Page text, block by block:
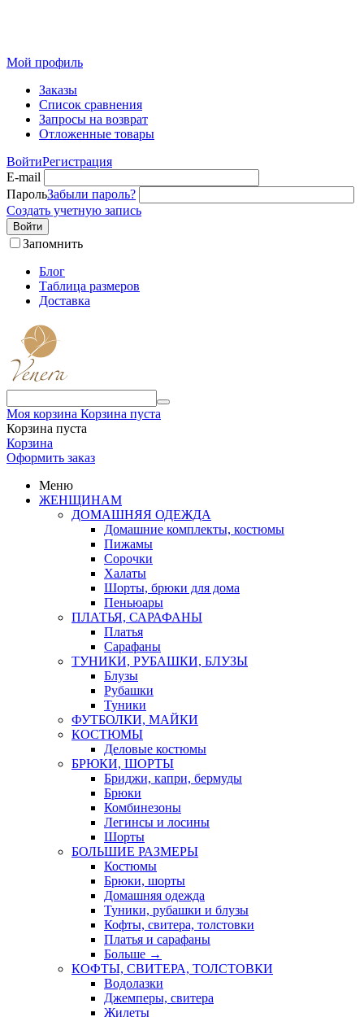
Мой профиль
Заказы
Список сравнения
Запросы на возврат
Отложенные товары
ВойтиРегистрация
E-mail
ПарольЗабыли пароль?
Создать учетную запись
Войти
Запомнить
Блог
Таблица размеров
Доставка
Моя корзина Корзина пуста
Корзина пуста
Корзина
Оформить заказ
Меню
ЖЕНЩИНАМ
ДОМАШНЯЯ ОДЕЖДА
Домашние комплекты, костюмы
Пижамы
Сорочки
Халаты
Шорты, брюки для дома
Пеньюары
ПЛАТЬЯ, САРАФАНЫ
Платья
Сарафаны
ТУНИКИ, РУБАШКИ, БЛУЗЫ
Блузы
Рубашки
Туники
ФУТБОЛКИ, МАЙКИ
КОСТЮМЫ
Деловые костюмы
БРЮКИ, ШОРТЫ
Бриджи, капри, бермуды
Брюки
Комбинезоны
Легинсы и лосины
Шорты
БОЛЬШИЕ РАЗМЕРЫ
Костюмы
Брюки, шорты
Домашняя одежда
Туники, рубашки и блузы
Кофты, свитера, толстовки
Платья и сарафаны
Больше →
КОФТЫ, СВИТЕРА, ТОЛСТОВКИ
Водолазки
Джемперы, свитера
Жилеты